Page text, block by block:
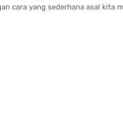
cara yang sederhana asal kita